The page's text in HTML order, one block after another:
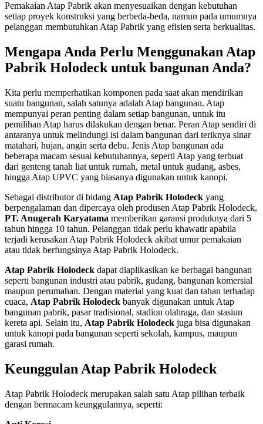
Pemakaian Atap Pabrik akan menyesuaikan dengan kebutuhan
setiap proyek konstruksi yang berbeda-beda, namun pada umumnya
pelanggan membutuhkan Atap Pabrik yang efisien serta berkualitas.
Mengapa Anda Perlu Menggunakan Atap
Pabrik Holodeck untuk bangunan Anda?
Kita perlu memperhatikan komponen pada saat akan mendirikan
suatu bangunan, salah satunya adalah Atap bangunan. Atap
mempunyai peran penting dalam setiap bangunan, untuk itu
pemilihan Atap harus dilakukan dengan benar. Peran Atap sendiri di
antaranya untuk melindungi isi dalam bangunan dari teriknya sinar
matahari, hujan, angin serta debu. Jenis Atap bangunan ada
beberapa macam sesuai kebutuhannya, seperti Atap yang terbuat
dari genteng tanah liat untuk rumah, metal untuk gudang, asbes,
hingga Atap UPVC yang biasanya digunakan untuk kanopi.
Sebagai distributor di bidang Atap Pabrik Holodeck yang
berpengalaman dan dipercaya oleh produsen Atap Pabrik Holodeck,
PT. Anugerah Karyatama memberikan garansi produknya dari 5
tahun hingga 10 tahun. Pelanggan tidak perlu khawatir apabila
terjadi kerusakan Atap Pabrik Holodeck akibat umur pemakaian
atau tidak berfungsinya Atap Pabrik Holodeck.
Atap Pabrik Holodeck dapat diaplikasikan ke berbagai bangunan
seperti bangunan industri atau pabrik, gudang, bangunan komersial
maupun perumahan. Dengan material yang kuat dan tahan terhadap
cuaca, Atap Pabrik Holodeck banyak digunakan untuk Atap
bangunan pabrik, pasar tradisional, stadion olahraga, dan stasiun
kereta api. Selain itu, Atap Pabrik Holodeck juga bisa digunakan
untuk kanopi pada bangunan seperti sekolah, kampus, maupun
garasi rumah.
Keunggulan Atap Pabrik Holodeck
Atap Pabrik Holodeck merupakan salah satu Atap pilihan terbaik
dengan bermacam keunggulannya, seperti: